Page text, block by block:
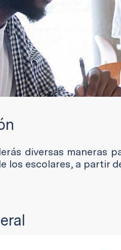
diversas maneras
los escolares, a partir